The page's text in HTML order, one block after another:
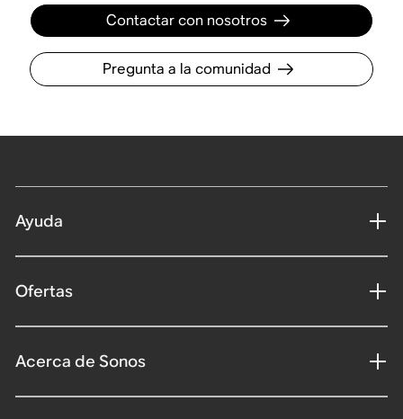
Contactar con nosotros
Pregunta a la comunidad
Ayuda
Ofertas
Acerca de Sonos